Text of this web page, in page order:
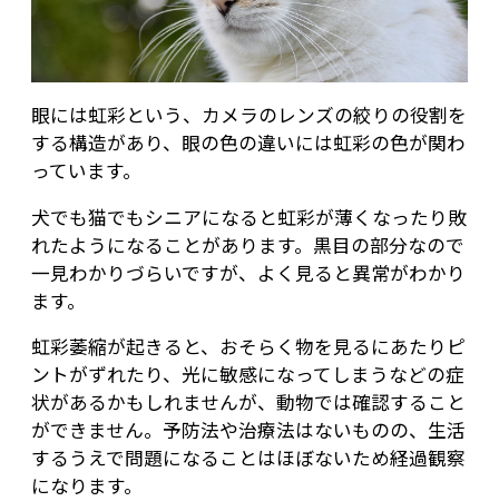
眼には虹彩という、カメラのレンズの絞りの役割を
する構造があり、眼の色の違いには虹彩の色が関わ
っています。
犬でも猫でもシニアになると虹彩が薄くなったり敗
れたようになることがあります。黒目の部分なので
一見わかりづらいですが、よく見ると異常がわかり
ます。
虹彩萎縮が起きると、おそらく物を見るにあたりピ
ントがずれたり、光に敏感になってしまうなどの症
状があるかもしれませんが、動物では確認すること
ができません。予防法や治療法はないものの、生活
するうえで問題になることはほぼないため経過観察
になります。